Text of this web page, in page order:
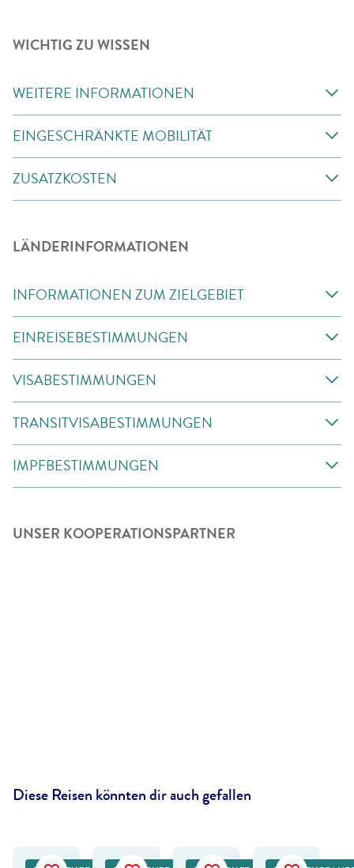
WICHTIG ZU WISSEN
WEITERE INFORMATIONEN
EINGESCHRÄNKTE MOBILITÄT
ZUSATZKOSTEN
LÄNDERINFORMATIONEN
INFORMATIONEN ZUM ZIELGEBIET
EINREISEBESTIMMUNGEN
VISABESTIMMUNGEN
TRANSITVISABESTIMMUNGEN
IMPFBESTIMMUNGEN
UNSER KOOPERATIONSPARTNER
Diese Reisen könnten dir auch gefallen